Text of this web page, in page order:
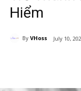
Hiểm
By VHoss July 10,